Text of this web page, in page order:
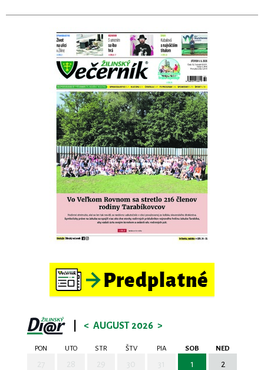
< AUGUST 2026 >
PON UTO STR ŠTV PIA SOB NED
1 2